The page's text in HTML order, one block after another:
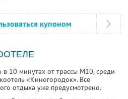
купоном
в 10 минутах от трассы М10, среди
«Киногородок». Все
отдыха уже предусмотрено.